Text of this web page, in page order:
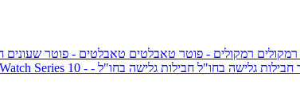
רמקולים רמקולים - פוטר טאבלטים טאבלטים - פוטר שעונים
חבילות גלישה בחו"ל חבילות גלישה בחו"ל -